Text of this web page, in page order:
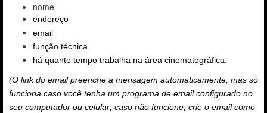
nome
endereço
email
função técnica
há quanto tempo trabalha na área cinematográfica.
(O link do email preenche a mensagem automaticamente, mas só
funciona caso você tenha um programa de email configurado no
seu computador ou celular; caso não funcione, crie o email como